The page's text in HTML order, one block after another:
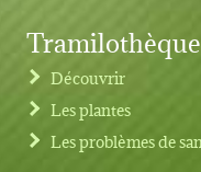
Tramilothèque
Découvrir
Les plantes
Les problèmes de